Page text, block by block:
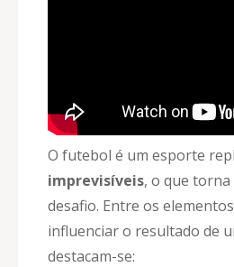
O futebol é um esporte
imprevisíveis, o que
desafio. Entre os
influenciar o resultado de
destacam-se: